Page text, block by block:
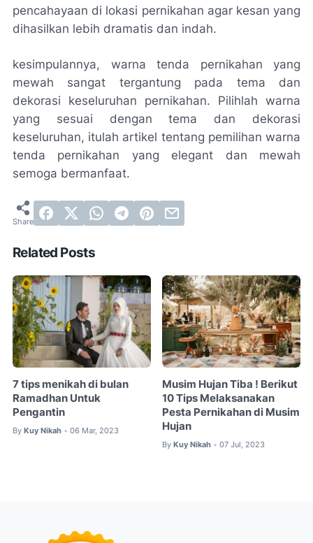
pencahayaan di lokasi pernikahan agar kesan yang
dihasilkan lebih dramatis dan indah.
kesimpulannya, warna tenda pernikahan yang
mewah sangat tergantung pada tema dan
dekorasi keseluruhan pernikahan. Pilihlah warna
yang sesuai dengan tema dan dekorasi
keseluruhan, itulah artikel tentang pemilihan warna
tenda pernikahan yang elegant dan mewah
semoga bermanfaat.
Related Posts
7 tips menikah di bulan
Ramadhan Untuk
Pengantin
By Kuy Nikah • 06 Mar, 2023
Musim Hujan Tiba ! Berikut
10 Tips Melaksanakan
Pesta Pernikahan di Musim
Hujan
By Kuy Nikah • 07 Jul, 2023